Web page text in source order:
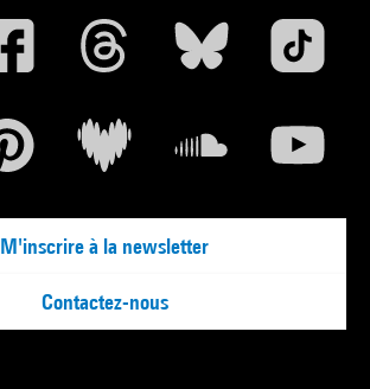
M'inscrire à la newsletter
Contactez-nous